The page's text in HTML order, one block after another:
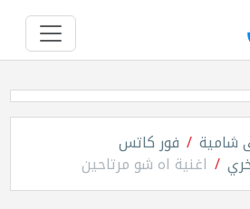
شامية فور كاتس
اغنية اه شو مرتاحين